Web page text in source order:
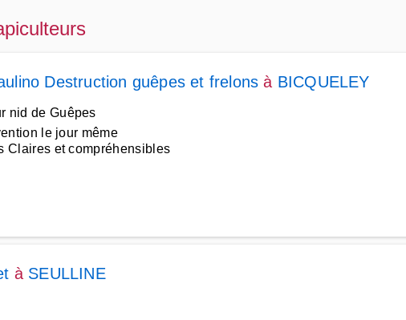
Destruction guêpes et frelons à BICQUELEY
nid de Guêpes
le jour même
Claires et compréhensibles
à SEULLINE